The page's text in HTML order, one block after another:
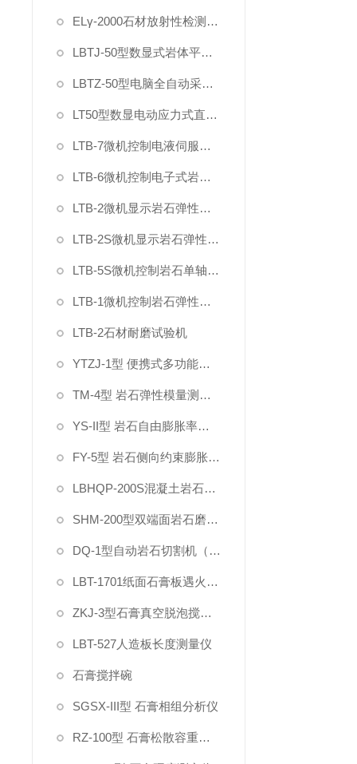
ELγ-2000石材放射性检测仪（智能γ辐射分析仪）
LBTJ-50型数显式岩体平推法原位直剪试验仪
LBTZ-50型电脑全自动采集原位岩土直剪仪
LT50型数显电动应力式直剪仪
LTB-7微机控制电液伺服混凝土岩石直剪仪
LTB-6微机控制电子式岩石直剪仪
LTB-2微机显示岩石弹性变形模量泊松比试验装置
LTB-2S微机显示岩石弹性变形模量泊松比试验机
LTB-5S微机控制岩石单轴抗压强度试验机
LTB-1微机控制岩石弹性模量试验机
LTB-2石材耐磨试验机
YTZJ-1型 便携式多功能岩石直剪仪
TM-4型 岩石弹性模量测定仪
YS-II型 岩石自由膨胀率试验仪
FY-5型 岩石侧向约束膨胀试验仪
LBHQP-200S混凝土岩石双刀切割磨平一体机
SHM-200型双端面岩石磨石机
DQ-1型自动岩石切割机（双刀）
LBT-1701纸面石膏板遇火稳定性测试仪
ZKJ-3型石膏真空脱泡搅拌机
LBT-527人造板长度测量仪
石膏搅拌碗
SGSX-III型 石膏相组分析仪
RZ-100型 石膏松散容重测定仪